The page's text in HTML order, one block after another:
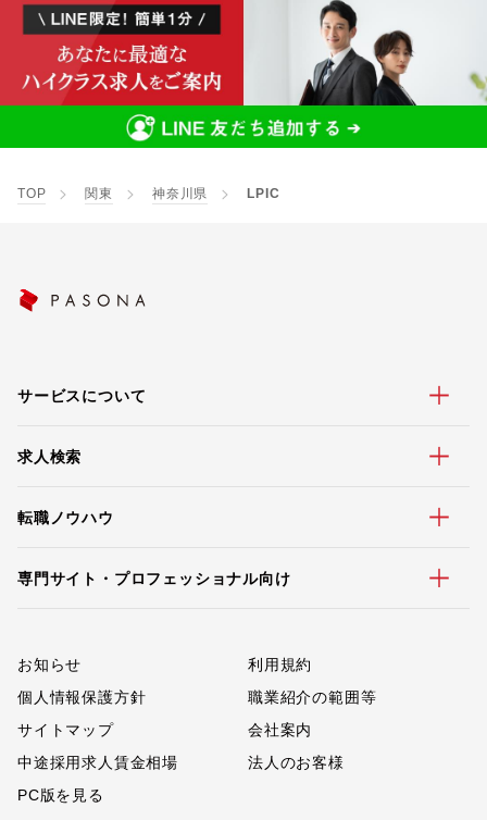
TOP 関東 神奈川県 LPIC
サービスについて
求人検索
転職ノウハウ
専門サイト・プロフェッショナル向け
お知らせ
利用規約
個人情報保護方針
職業紹介の範囲等
サイトマップ
会社案内
中途採用求人賃金相場
法人のお客様
PC版を見る